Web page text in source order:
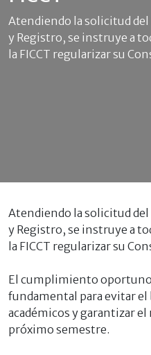
Atendiendo la solicitud
y Registro, se instruye a
la FICCT regularizar su
Atendiendo la solicitud
y Registro, se instruye a
la FICCT regularizar su
El cumplimiento oportuno
fundamental para evitar el
académicos y garantizar el
próximo semestre.